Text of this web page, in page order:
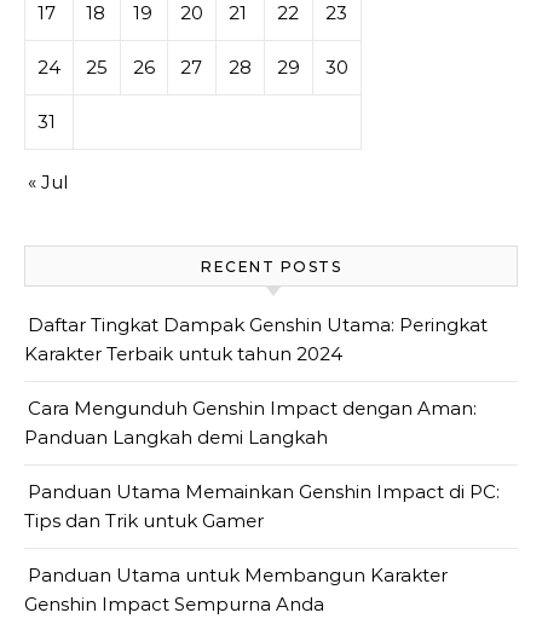
17 18 19 20 21 22 23
24 25 26 27 28 29 30
31
« Jul
RECENT POSTS
Daftar Tingkat Dampak Genshin Utama: Peringkat
Karakter Terbaik untuk tahun 2024
Cara Mengunduh Genshin Impact dengan Aman:
Panduan Langkah demi Langkah
Panduan Utama Memainkan Genshin Impact di PC:
Tips dan Trik untuk Gamer
Panduan Utama untuk Membangun Karakter
Genshin Impact Sempurna Anda